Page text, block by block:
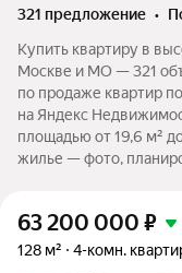
321 предложение •
Купить квартиру в
Москве и МО — 321
по продаже квартир
на Яндекс
площадью от 19,6 м²
жилье — фото,
63 200 000 ₽
128 м² 4-комн.